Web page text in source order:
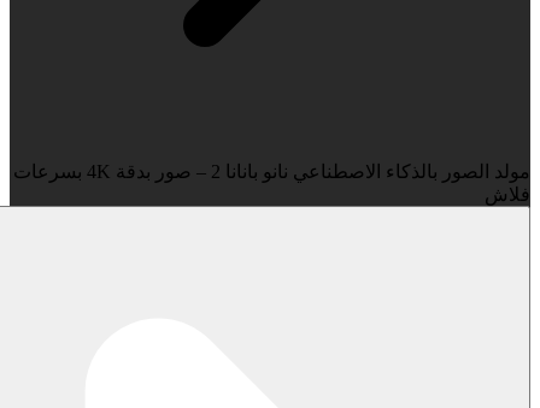
مولد الصور بالذكاء الاصطناعي نانو بانانا 2 – صور بدقة 4K بسرعات
فلاش